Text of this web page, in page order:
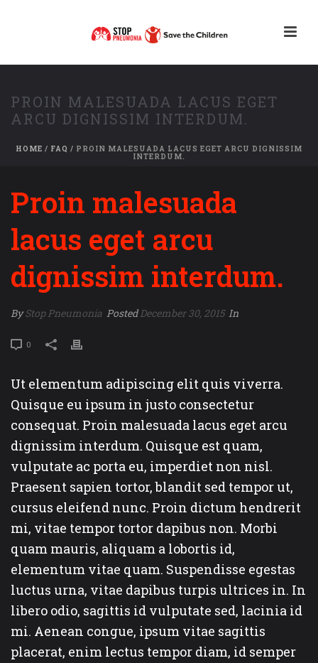
PROIN MALESUADA LACUS EGET
ARCU DIGNISSIM INTERDUM.
HOME / FAQ / PROIN MALESUADA LACUS EGET ARCU DIGNISSIM
INTERDUM.
Proin malesuada
lacus eget arcu
dignissim interdum.
ByStop Pneumonia PostedDecember 30, 2015 In
0
Ut elementum adipiscing elit quis viverra.
Quisque eu ipsum in justo consectetur
consequat. Proin malesuada lacus eget arcu
dignissim interdum. Quisque est quam,
vulputate ac porta eu, imperdiet non nisl.
Praesent sapien tortor, blandit sed tempor ut,
cursus eleifend nunc. Proin dictum hendrerit
mi, vitae tempor tortor dapibus non. Morbi
quam mauris, aliquam a lobortis id,
elementum vitae quam. Suspendisse egestas
luctus urna, vitae dapibus turpis ultrices in. In
libero odio, sagittis id vulputate sed, lacinia id
mi. Aenean congue, ipsum vitae sagittis
placerat, enim lectus tempor diam, id semper